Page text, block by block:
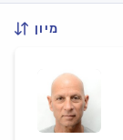
מיון